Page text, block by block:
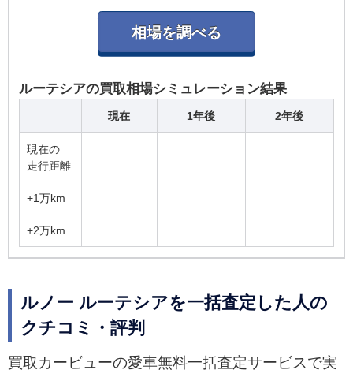
ルーテシアの買取相場シミュレーション結果
現在 1年後 2年後
現在の
走行距離
+1万km
+2万km
ルノー ルーテシアを一括査定した人の
クチコミ・評判
買取カービューの愛車無料一括査定サービスで実